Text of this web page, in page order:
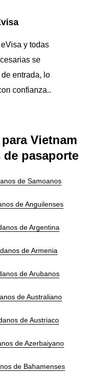
y todas
se
entrada, lo
confianza..
Vietnam
pasaporte
de Samoanos
de Anguilenses
de Argentina
de Armenia
de Arubanos
de Australiano
de Austriaco
de Azerbaiyano
de Bahamenses